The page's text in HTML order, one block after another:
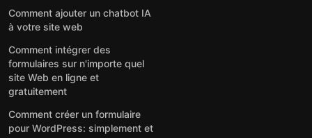
Comment ajouter un chatbot IA
à votre site web
Comment intégrer des
formulaires sur n'importe quel
site Web en ligne et
gratuitement
Comment créer un formulaire
pour WordPress: simplement et